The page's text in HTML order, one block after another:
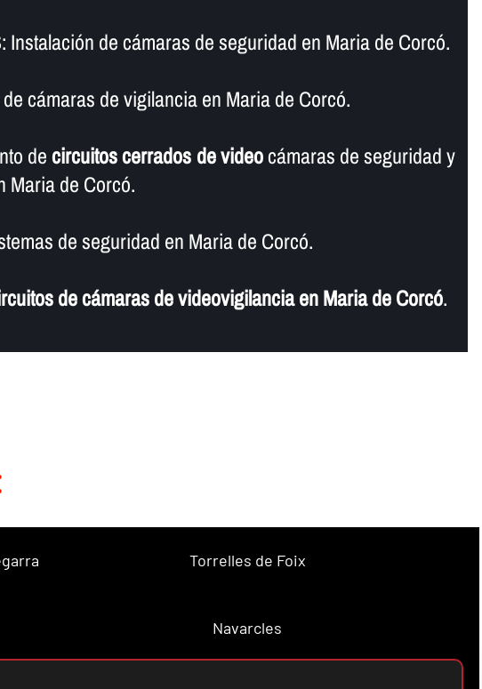
Instalación de cámaras de seguridad en Maria de Corcó.
cámaras de vigilancia en Maria de Corcó.
decircuitos cerrados de videocámaras de seguridad y
Maria de Corcó.
de seguridad en Maria de Corcó.
de cámaras de videovigilancia en Maria de Corcó.
Torrelles de Foix
Navarcles